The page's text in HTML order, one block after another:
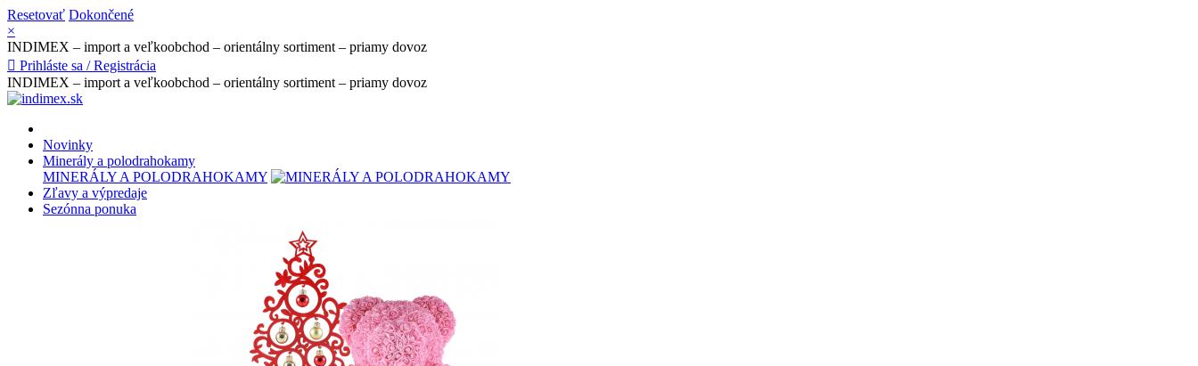
Resetovať Dokončené
×
INDIMEX – import a veľkoobchod – orientálny sortiment – priamy dovoz
 Prihláste sa / Registrácia
INDIMEX – import a veľkoobchod – orientálny sortiment – priamy dovoz
Novinky
Minerály a polodrahokamy
MINERÁLY A POLODRAHOKAMY
Zľavy a výpredaje
Sezónna ponuka